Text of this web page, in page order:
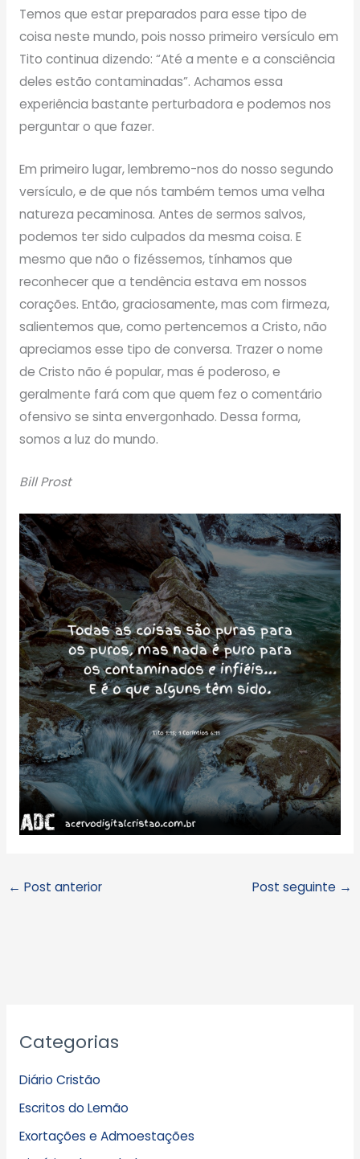
Temos que estar preparados para esse tipo de
coisa neste mundo, pois nosso primeiro versículo em
Tito continua dizendo: “Até a mente e a consciência
deles estão contaminadas”. Achamos essa
experiência bastante perturbadora e podemos nos
perguntar o que fazer.
Em primeiro lugar, lembremo-nos do nosso segundo
versículo, e de que nós também temos uma velha
natureza pecaminosa. Antes de sermos salvos,
podemos ter sido culpados da mesma coisa. E
mesmo que não o fizéssemos, tínhamos que
reconhecer que a tendência estava em nossos
corações. Então, graciosamente, mas com firmeza,
salientemos que, como pertencemos a Cristo, não
apreciamos esse tipo de conversa. Trazer o nome
de Cristo não é popular, mas é poderoso, e
geralmente fará com que quem fez o comentário
ofensivo se sinta envergonhado. Dessa forma,
somos a luz do mundo.
Bill Prost
← Post anterior Post seguinte →
Categorias
Diário Cristão
Escritos do Lemão
Exortações e Admoestações
r
i
v